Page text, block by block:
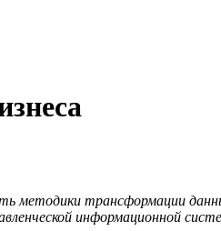
методики трансформации
информационной